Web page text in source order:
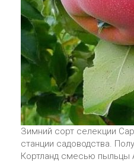
Зимний сорт селекции
станции садоводства.
Кортланд смесью пыльцы